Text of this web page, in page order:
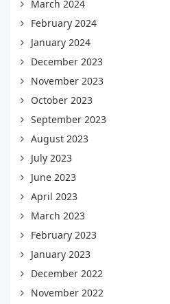
March 2024
February 2024
January 2024
December 2023
November 2023
October 2023
September 2023
August 2023
July 2023
June 2023
April 2023
March 2023
February 2023
January 2023
December 2022
November 2022